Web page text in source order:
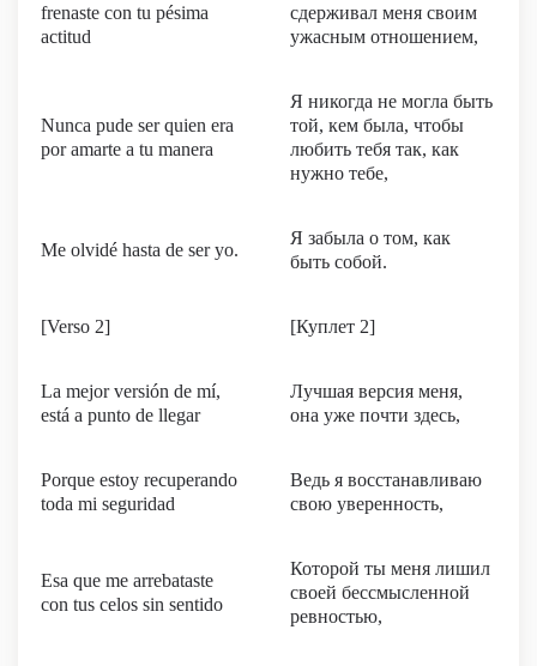
frenaste con tu pésima
actitud
сдерживал меня своим
ужасным отношением,
Nunca pude ser quien era
por amarte a tu manera
Я никогда не могла быть
той, кем была, чтобы
любить тебя так, как
нужно тебе,
Me olvidé hasta de ser yo.
Я забыла о том, как
быть собой.
[Verso 2] [Куплет 2]
La mejor versión de mí,
está a punto de llegar
Лучшая версия меня,
она уже почти здесь,
Porque estoy recuperando
toda mi seguridad
Ведь я восстанавливаю
свою уверенность,
Esa que me arrebataste
con tus celos sin sentido
Которой ты меня лишил
своей бессмысленной
ревностью,